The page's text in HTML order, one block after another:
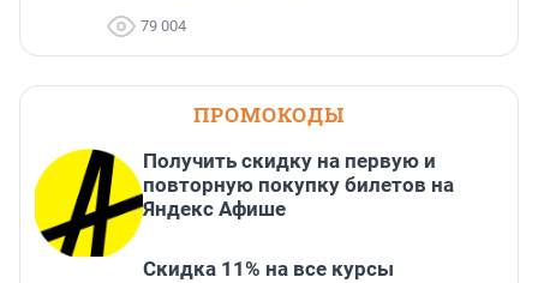
79 004
ПРОМОКОДЫ
Получить скидку на первую и
повторную покупку билетов на
Яндекс Афише
Скидка 11% на все курсы